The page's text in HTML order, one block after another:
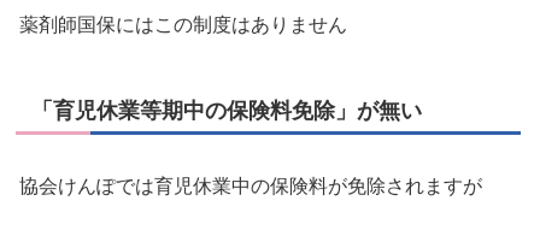
薬剤師国保にはこの制度はありません
「育児休業等期中の保険料免除」が無い
協会けんぽでは育児休業中の保険料が免除されますが